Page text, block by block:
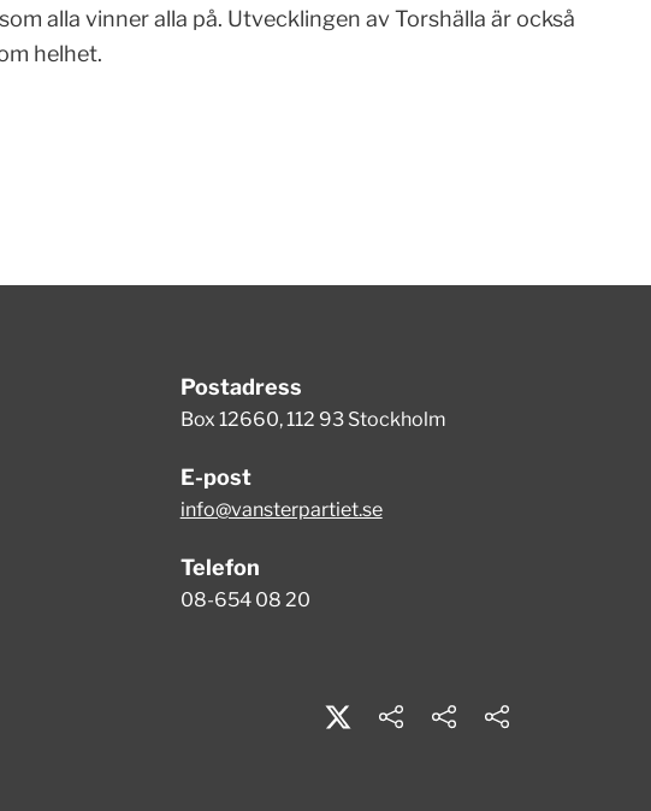
alla vinner alla på. Utvecklingen av Torshälla är också
helhet.
Postadress
Box 12660, 112 93 Stockholm
E-post
info@vansterpartiet.se
Telefon
08-654 08 20